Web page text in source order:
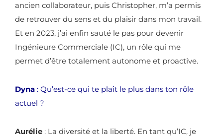
ancien collaborateur, puis Christopher, m’a permis
de retrouver du sens et du plaisir dans mon travail.
Et en 2023, j’ai enfin sauté le pas pour devenir
Ingénieure Commerciale (IC), un rôle qui me
permet d’être totalement autonome et proactive.
Dyna : Qu’est-ce qui te plaît le plus dans ton rôle
actuel ?
Aurélie : La diversité et la liberté. En tant qu’IC, je